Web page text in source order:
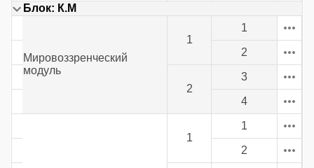
Блок: К.М
Мировоззренческий
модуль
1
1
2
2
3
4
1
1
2